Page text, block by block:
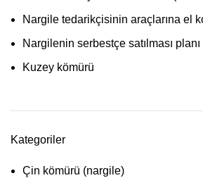
Nargile tedarikçisinin araçlarına el
Nargilenin serbestçe satılması planı
Kuzey kömürü
Kategoriler
Çin kömürü (nargile)